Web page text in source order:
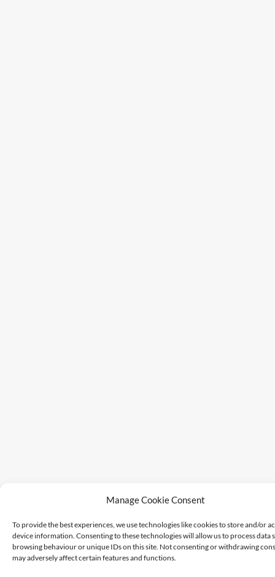
Manage Cookie Consent
To provide the best experiences, we use technologies like cookies to store and/or
device information. Consenting to these technologies will allow us to process data
browsing behaviour or unique IDs on this site. Not consenting or withdrawing
may adversely affect certain features and functions.